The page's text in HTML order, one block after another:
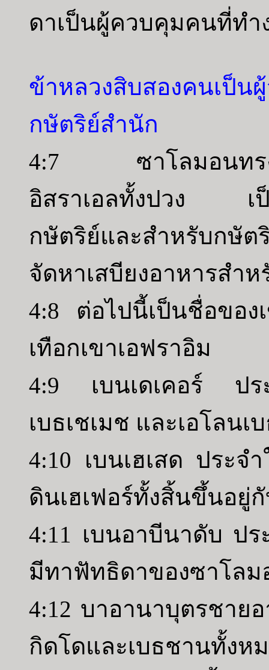
ดาเป็นผู้ควบคุมคนที่ทำ
ข้าหลวงสิบสองคนเป็น
กษัตริย์สำนัก
4:7 ซาโลมอนทรงมี
อิสราเอลทั้งปวง เป็
กษัตริย์และสำหรับก
จัดหาเสบียงอาหารสำ
4:8 ต่อไปนี้เป็นชื่อของ
เทือกเขาเอฟราอิม
4:9 เบนเดเคอร์ ปร
เบธเชเมช และเอโลนเ
4:10 เบนเฮเสด ประ
ดินเฮเฟอร์ทั้งสิ้นขึ้นอยู่กั
4:11 เบนอาบีนาดับ ป
มีทาฟัทธิดาของซาโลม
4:12 บาอานาบุตรชาย
กิดโดและเบธชานทั้งห